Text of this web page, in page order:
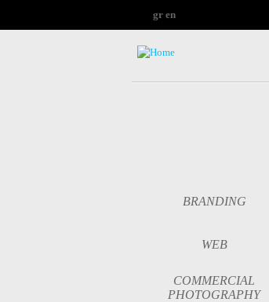
gr en
BRANDING
WEB
COMMERCIAL
PHOTOGRAPHY